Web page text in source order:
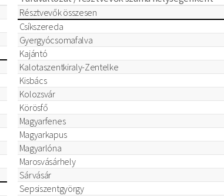
Résztvevők összesen
Csíkszereda
Gyergyócsomafalva
Kajántó
Kalotaszentkiraly-Zentelke
Kisbács
Kolozsvár
Körösfő
Magyarfenes
Magyarkapus
Magyarlóna
Marosvásárhely
Sárvásár
Sepsiszentgyörgy